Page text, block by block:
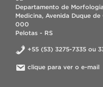
Departamento de
Medicina, Avenida Duque
000
Pelotas - RS
+55 (53) 3275-7335 ou
clique para ver o e-mail